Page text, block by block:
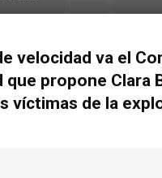
velocidad va el
que propone Clara
víctimas de la